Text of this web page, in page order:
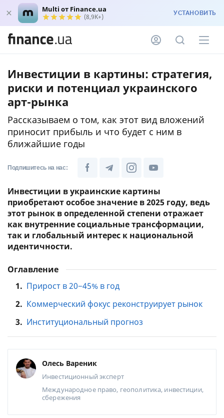
Multi от Finance.ua
(8,9K+) УСТАНОВИТЬ
Инвестиции в картины: стратегия,
риски и потенциал украинского
арт-рынка
Рассказываем о том, как этот вид вложений
приносит прибыль и что будет с ним в
ближайшие годы
Подпишитесь на нас:
Инвестиции в украинские картины
приобретают особое значение в 2025 году, ведь
этот рынок в определенной степени отражает
как внутренние социальные трансформации,
так и глобальный интерес к национальной
идентичности.
Оглавление
1. Прирост в 20−45% в год
2. Коммерческий фокус реконструирует рынок
3. Институциональный прогноз
Олесь Вареник
Инвестиционный эксперт
Международное право, геополитика, инвестиции,
сбережения